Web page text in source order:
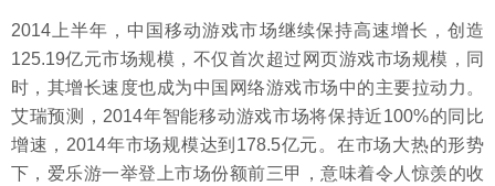
2014上半年，中国移动游戏市场继续保持高速增长，创造
125.19亿元市场规模，不仅首次超过网页游戏市场规模，同
时，其增长速度也成为中国网络游戏市场中的主要拉动力。
艾瑞预测，2014年智能移动游戏市场将保持近100%的同比
增速，2014年市场规模达到178.5亿元。在市场大热的形势
下，爱乐游一举登上市场份额前三甲，意味着令人惊羡的收